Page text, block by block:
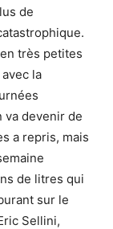
de
très petites
la
va devenir de
a repris, mais
de litres qui
sur le
Sellini,